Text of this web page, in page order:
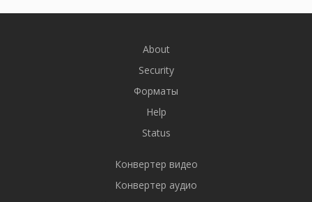
About
Security
Форматы
Help
Status
Конвертер видео
Конвертер аудио